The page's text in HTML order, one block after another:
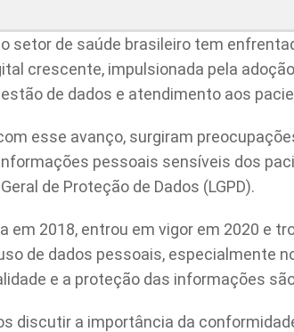
setor de saúde brasileiro tem
crescente, impulsionada pela
de dados e atendimento aos
esse avanço, surgiram
pessoais sensíveis dos
de Proteção de Dados (LGPD).
em 2018, entrou em vigor em 2020 e
de dados pessoais, especialmente
e a proteção das informações
discutir a importância da